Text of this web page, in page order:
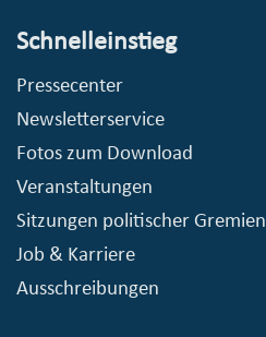
Schnelleinstieg
Pressecenter
Newsletterservice
Fotos zum Download
Veranstaltungen
Sitzungen politischer Gremien
Job & Karriere
Ausschreibungen